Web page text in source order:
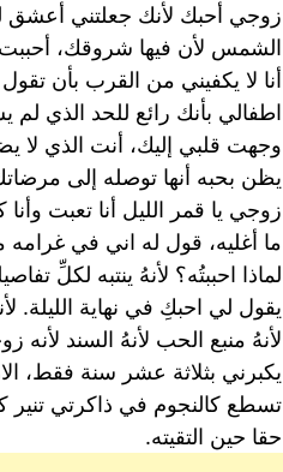
زوجي أحبك لأنك جعلتني أعشق
الشمس لأن فيها شروقك، أحببت
أنا لا يكفيني من القرب بأن
اطفالي بأنك رائع للحد الذي
وجهت قلبي إليك، أنت الذي لا
يظن بحبه أنها توصله إلى
زوجي يا قمر الليل أنا تعبت
ما أغليه، قول له اني في غرامه
لماذا احببتُه؟ لأنهُ ينتبه لكلِّ
يقول لي احبكِ في نهاية
لأنهُ منبع الحب لأنهُ السند لأنه
يكبرني بثلاثة عشر سنة فقط،
تسطع كالنجوم في ذاكرتي تنير
حقا حين التقيته.